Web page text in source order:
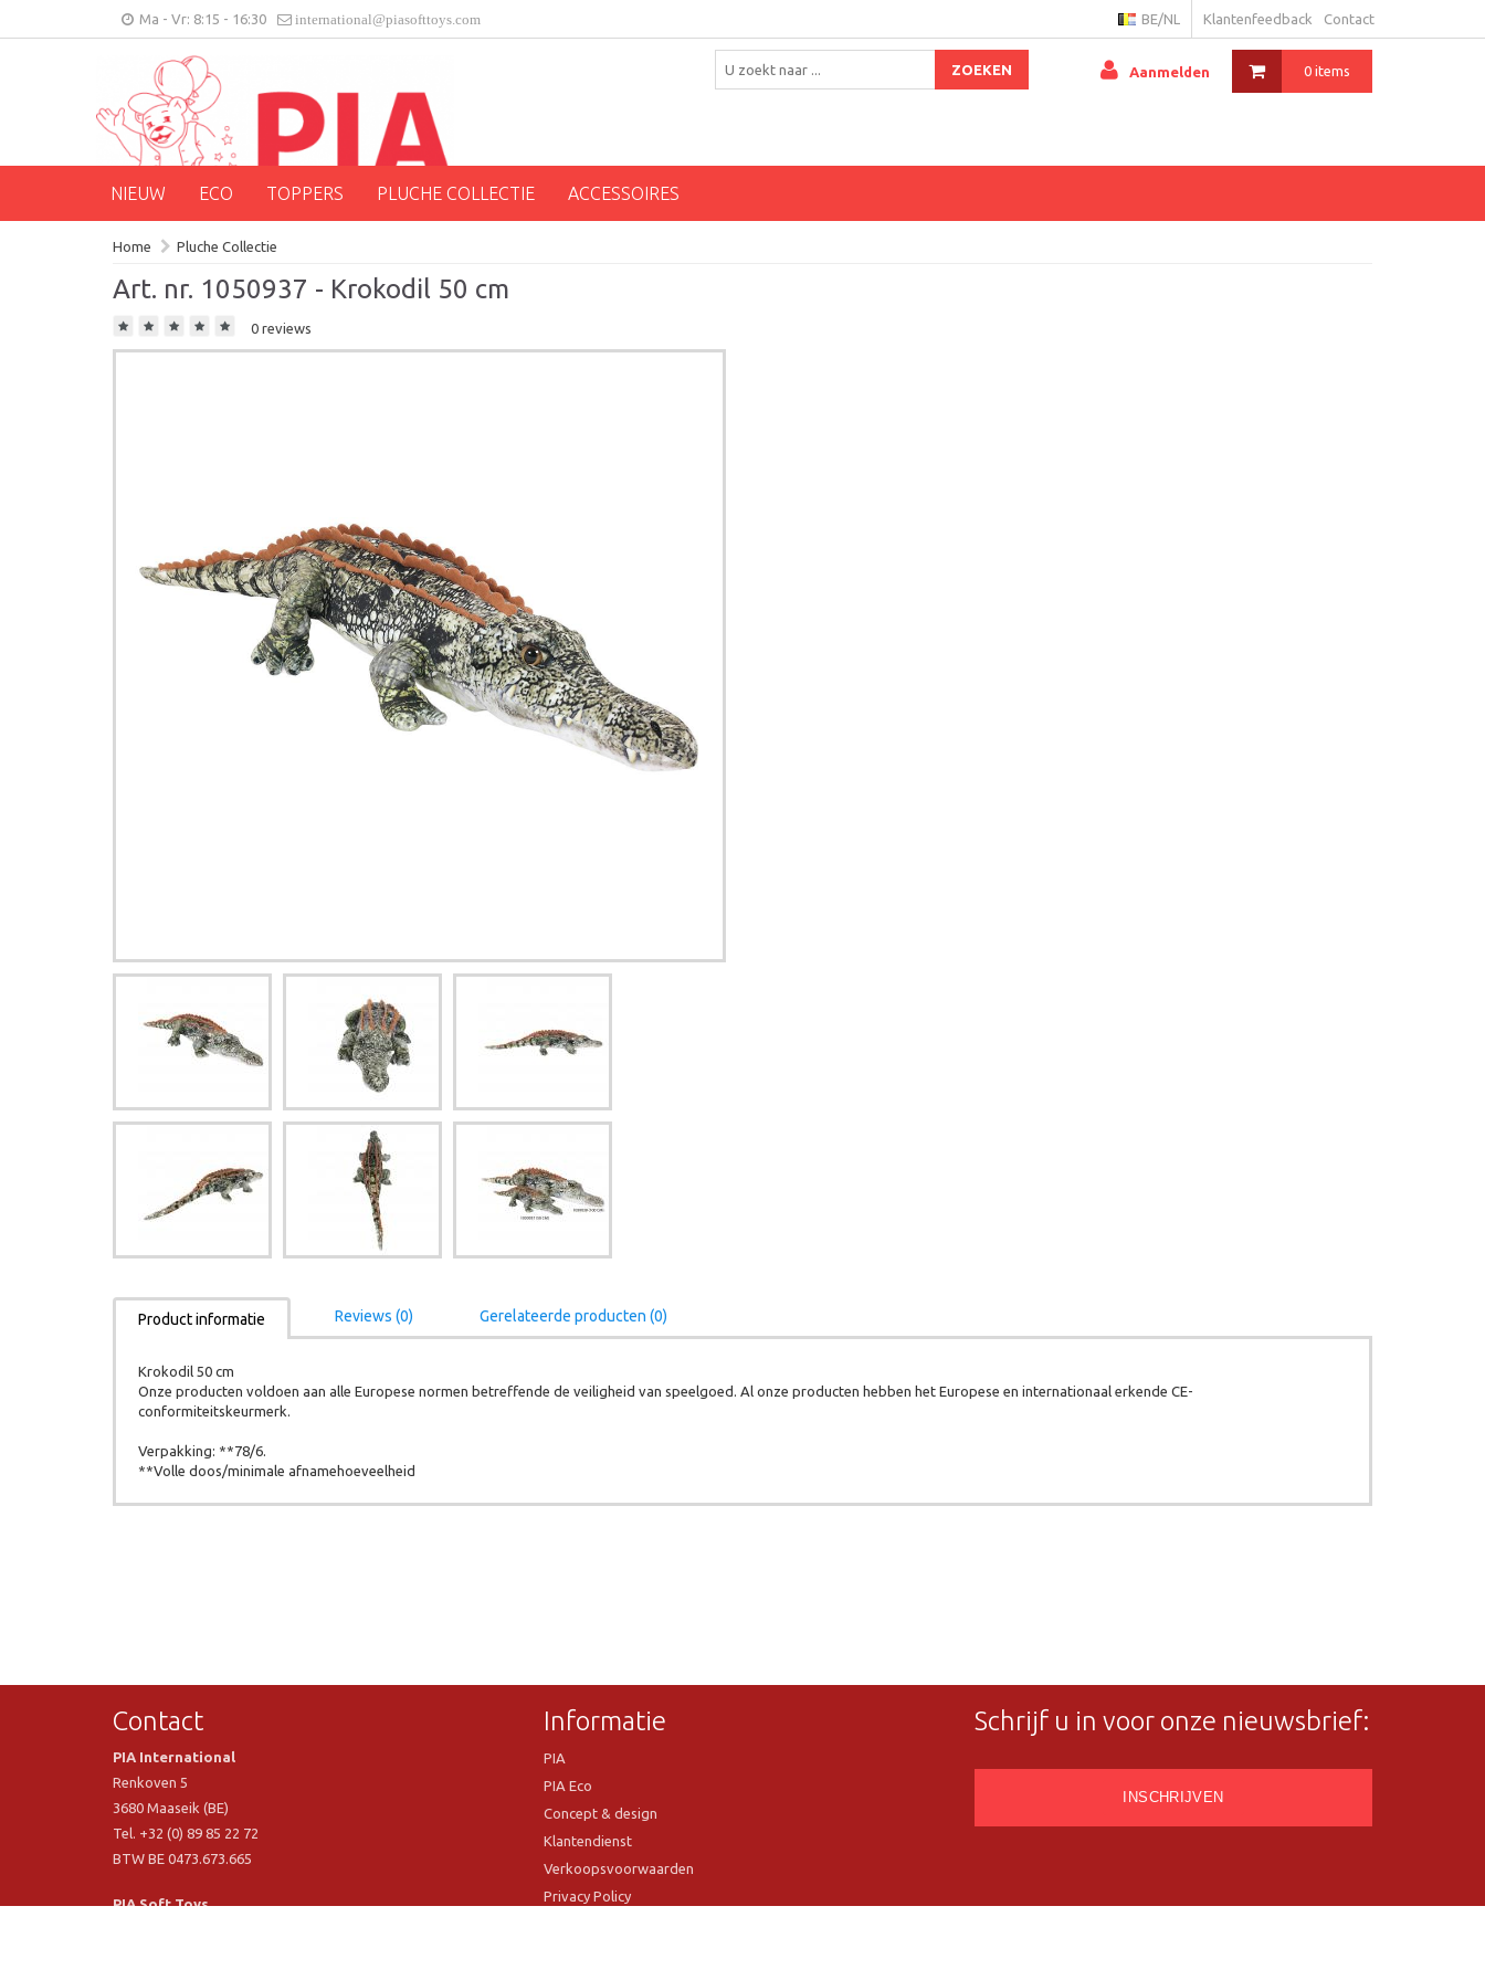
Ma - Vr: 8:15 - 16:30 international@piasofttoys.com Klantenfeedback Contact
BE/NL
0 items
Aanmelden
ZOEKEN
NIEUW ECO TOPPERS PLUCHE COLLECTIE ACCESSOIRES
Home Pluche Collectie
Art. nr. 1050937 - Krokodil 50 cm
0 reviews
Product informatie Reviews (0) Gerelateerde producten (0)
Krokodil 50 cm
Onze producten voldoen aan alle Europese normen betreffende de veiligheid van speelgoed. Al onze producten hebben het Europese en internationaal erkende CE-
conformiteitskeurmerk.
Verpakking: **78/6.
**Volle doos/minimale afnamehoeveelheid
Contact
PIA International
Renkoven 5
3680 Maaseik (BE)
Tel. +32 (0) 89 85 22 72
BTW BE 0473.673.665
PIA Soft Toys
Informatie
PIA
PIA Eco
Concept & design
Klantendienst
Verkoopsvoorwaarden
Privacy Policy
Schrijf u in voor onze nieuwsbrief: